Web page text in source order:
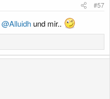
#57
@Alluidh und mir..